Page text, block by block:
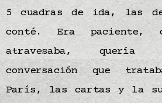
5 cuadras de ida, las
conté. Era paciente,
atravesaba, quería
conversación que
París, las cartas y la